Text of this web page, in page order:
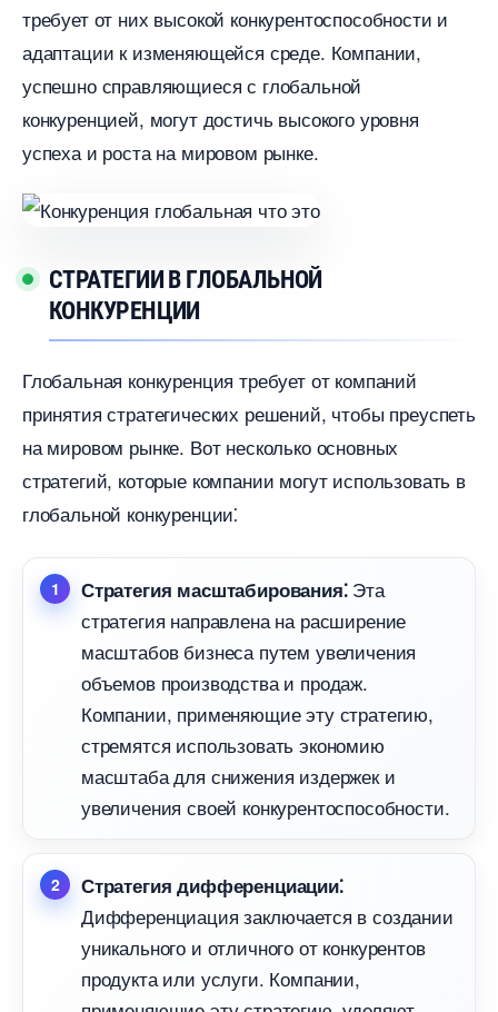
требует от них высокой конкурентоспособности и
адаптации к изменяющейся среде. Компании,
успешно справляющиеся с глобальной
конкуренцией, могут достичь высокого уровня
успеха и роста на мировом рынке.
СТРАТЕГИИ В ГЛОБАЛЬНОЙ
КОНКУРЕНЦИИ
Глобальная конкуренция требует от компаний
принятия стратегических решений, чтобы преуспеть
на мировом рынке.​ Вот несколько основных
стратегий, которые компании могут использовать
лобальной конкуренции⁚
Стратегия масштабирования⁚Эта
стратегия направлена на расширение
масштабов бизнеса путем увеличения
объемов производства и продаж.​
Компании, применяющие эту стратегию,
стремятся использовать экономию
масштаба для снижения издержек и
увеличения своей конкурентоспособности.​
Стратегия дифференциации⁚
Дифференциация заключается в создании
уникального и отличного от конкуренто
продукта или услуги.​ Компании,